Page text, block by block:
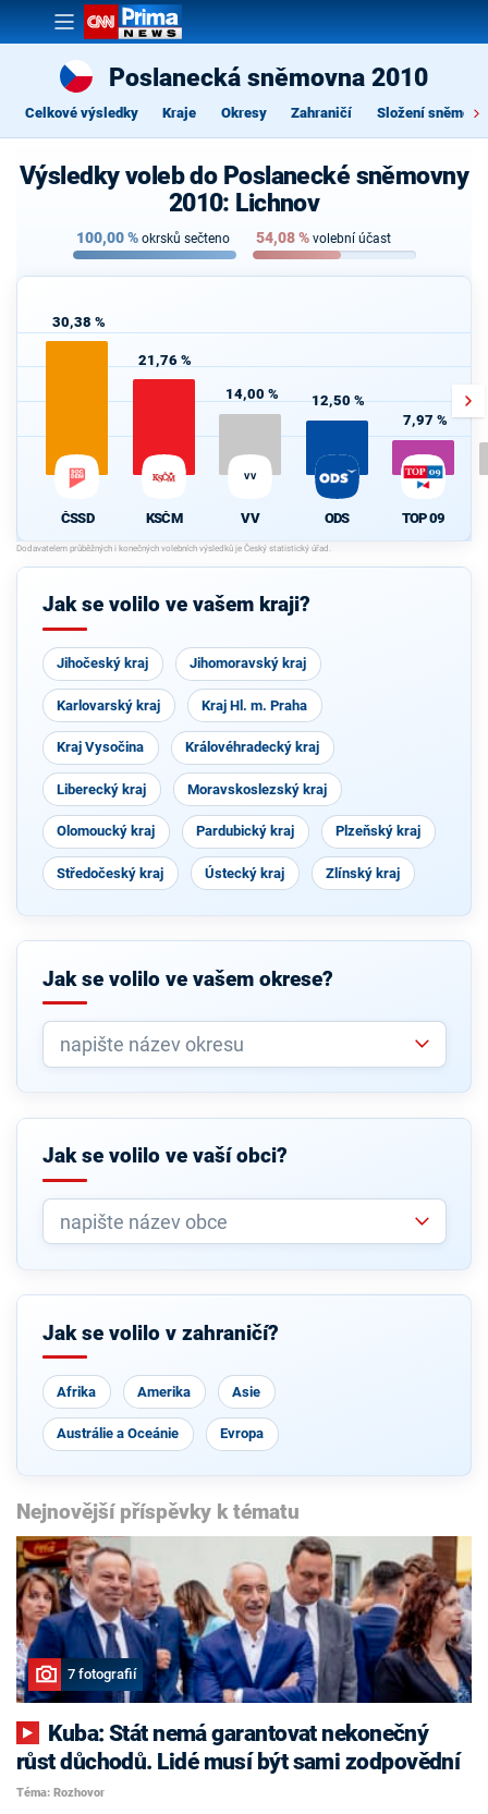
Poslanecká sněmovna 2010
Celkové výsledky Kraje Okresy Zahraničí Složení
Výsledky voleb do Poslanecké sněmovny
2010: Lichnov
100,00% okrsků sečteno 54,08% volební účast
30,38 %
ČSSD
21,76 %
KSČM
14,00 %
VV
VV
12,50 %
ODS
7,97 %
TOP 09
Jak se volilo ve vašem kraji?
Jihočeský kraj Jihomoravský kraj
Karlovarský kraj Kraj Hl. m. Praha
Kraj Vysočina Královéhradecký kraj
Liberecký kraj Moravskoslezský kraj
Olomoucký kraj Pardubický kraj Plzeňský kraj
Středočeský kraj Ústecký kraj Zlínský kraj
Jak se volilo ve vašem okrese?
Jak se volilo ve vaší obci?
Jak se volilo v zahraničí?
Afrika Amerika Asie
Austrálie a Oceánie Evropa
Nejnovější příspěvky k tématu
7 fotografií
růst důchodů. Lidé musí být sami zodpovědní
Téma: Rozhovor